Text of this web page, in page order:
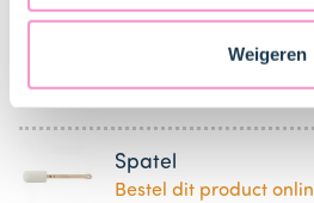
Staten. Je kunt op elk moment
Weigeren
Spatel
Bestel dit product